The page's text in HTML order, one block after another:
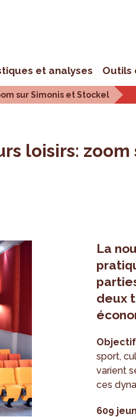
et analyses Outils
sur Simonis et Stockel
loisirs:
La
deux
sport,
varient
ces
609